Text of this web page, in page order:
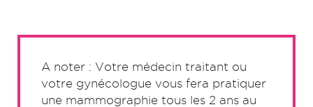
A noter : Votre médecin traitant ou
votre gynécologue vous fera pratiquer
une mammographie tous les 2 ans au